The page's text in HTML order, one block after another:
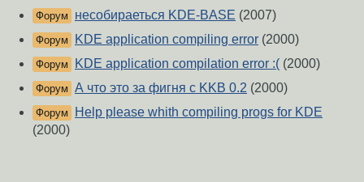
Форум несобираеться KDE-BASE (2007)
Форум KDE application compiling error (2000)
Форум KDE application compilation error :( (2000)
Форум А что это за фигня с KKB 0.2 (2000)
Форум
Help please whith compiling progs for KDE
(2000)